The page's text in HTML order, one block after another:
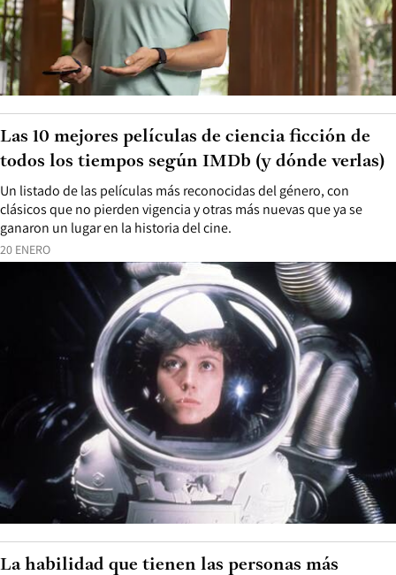
20 ENERO
Un listado de las películas más reconocidas del género, con
clásicos que no pierden vigencia y otras más nuevas que ya se
ganaron un lugar en la historia del cine.
Las 10 mejores películas de ciencia ficción de
todos los tiempos según IMDb (y dónde verlas)
La habilidad que tienen las personas más